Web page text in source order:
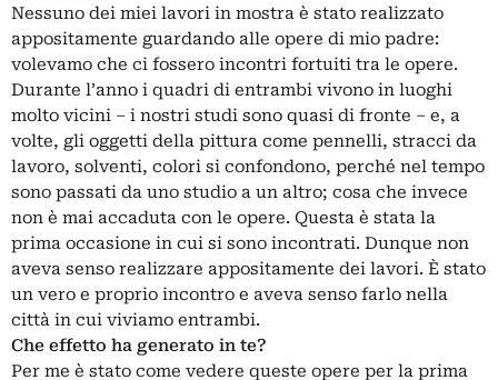
Nessuno dei miei lavori in mostra è stato realizzato
appositamente guardando alle opere di mio padre:
volevamo che ci fossero incontri fortuiti tra le opere.
Durante l’anno i quadri di entrambi vivono in luoghi
molto vicini ‒ i nostri studi sono quasi di fronte ‒ e, a
volte, gli oggetti della pittura come pennelli, stracci da
lavoro, solventi, colori si confondono, perché nel tempo
sono passati da uno studio a un altro; cosa che invece
non è mai accaduta con le opere. Questa è stata la
prima occasione in cui si sono incontrati. Dunque non
aveva senso realizzare appositamente dei lavori. È stato
un vero e proprio incontro e aveva senso farlo nella
città in cui viviamo entrambi.
Che effetto ha generato in te?
Per me è stato come vedere queste opere per la prima